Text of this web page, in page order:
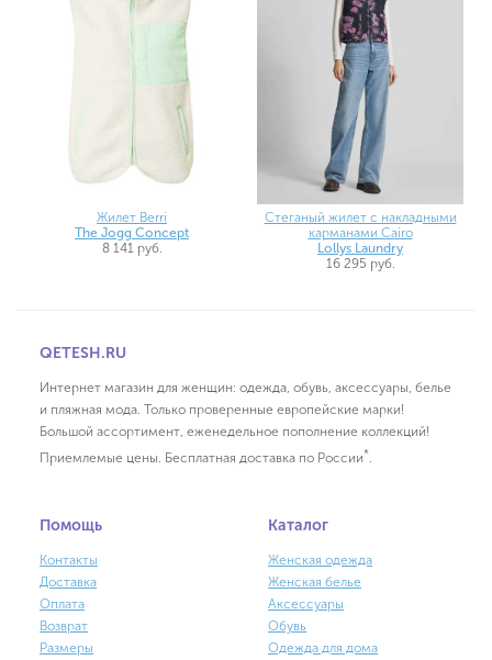
Жилет Berri
The Jogg Concept
8 141 руб.
Стеганый жилет с накладными
карманами Cairo
Lollys Laundry
16 295 руб.
QETESH.RU
Интернет магазин для женщин: одежда, обувь, аксессуары, белье
и пляжная мода. Только проверенные европейские марки!
Большой ассортимент, еженедельное пополнение коллекций!
Приемлемые цены. Бесплатная доставка по России*
Помощь
Контакты
Доставка
Оплата
Возврат
Размеры
Каталог
Женская одежда
Женская белье
Аксессуары
Обувь
Одежда для дома